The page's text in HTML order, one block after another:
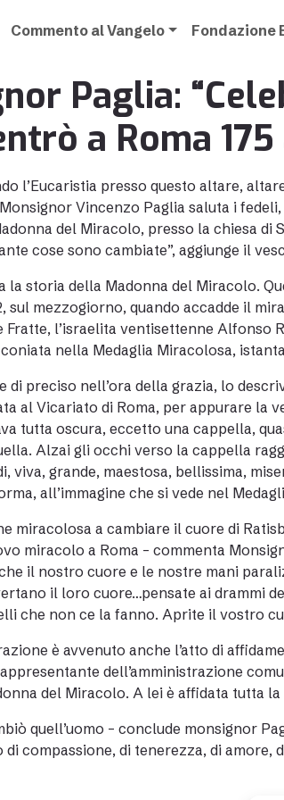
Commento al Vangelo Fondazione
Paglia:
a Roma 175
l’Eucaristia presso questo altare,
Monsignor Vincenzo Paglia saluta i
del Miracolo, presso la chiesa di
cose sono cambiate”, aggiunge il
la storia della Madonna del Miracolo.
sul mezzogiorno, quando accadde il
Fratte, l’israelita ventisettenne Alfonso
nella Medaglia Miracolosa,
di preciso nell’ora della grazia, lo
al Vicariato di Roma, per appurare la
tutta oscura, eccetto una cappella,
Alzai gli occhi verso la cappella
viva, grande, maestosa, bellissima,
all’immagine che si vede nel
miracolosa a cambiare il cuore di
miracolo a Roma – commenta
il nostro cuore e le nostre mani
il loro cuore…pensate ai drammi
che non ce la fanno. Aprite il vostro
è avvenuto anche l’atto di
dell’amministrazione
del Miracolo. A lei è affidata tutta la
quell’uomo – conclude monsignor
compassione, di tenerezza, di amore,